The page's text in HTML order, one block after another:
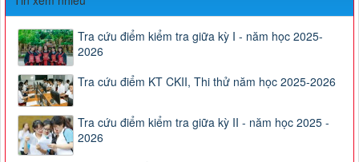
Tra cứu điểm kiểm tra giữa kỳ I - năm học 2025-
2026
Tra cứu điểm KT CKII, Thi thử năm học 2025-2026
Tra cứu điểm kiểm tra giữa kỳ II - năm học 2025 -
2026